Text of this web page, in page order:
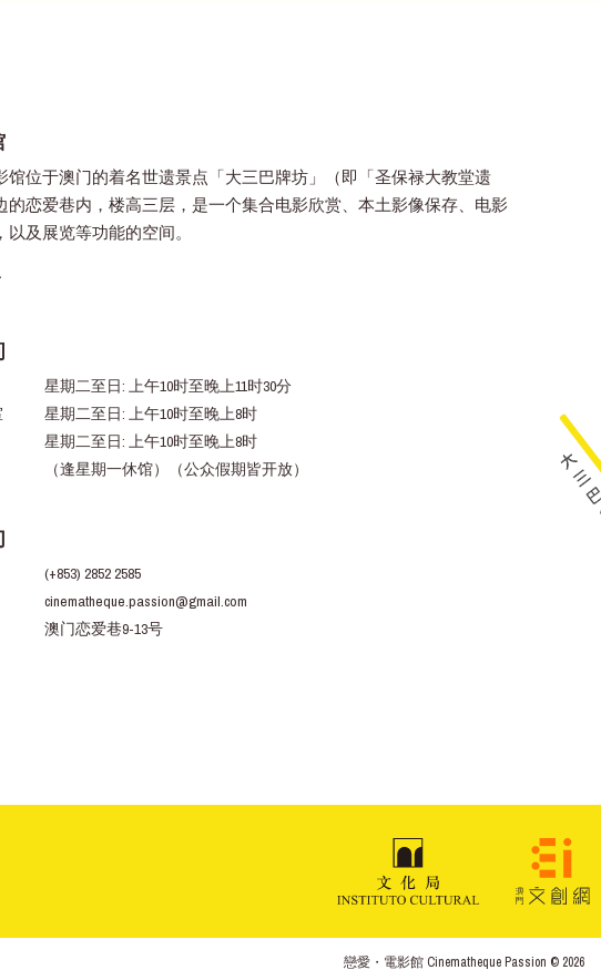
馆位于澳门的着名世遗景点「大三巴牌坊」（即「圣保禄大教堂遗
的恋爱巷内，楼高三层，是一个集合电影欣赏、本土影像保存、电影
及展览等功能的空间。
星期二至日: 上午10时至晚上11时30分
星期二至日: 上午10时至晚上8时
星期二至日: 上午10时至晚上8时
（逢星期一休馆）（公众假期皆开放）
(+853) 2852 2585
cinematheque.passion@gmail.com
澳门恋爱巷9-13号
戀愛・電影館 Cinematheque Passion © 2026